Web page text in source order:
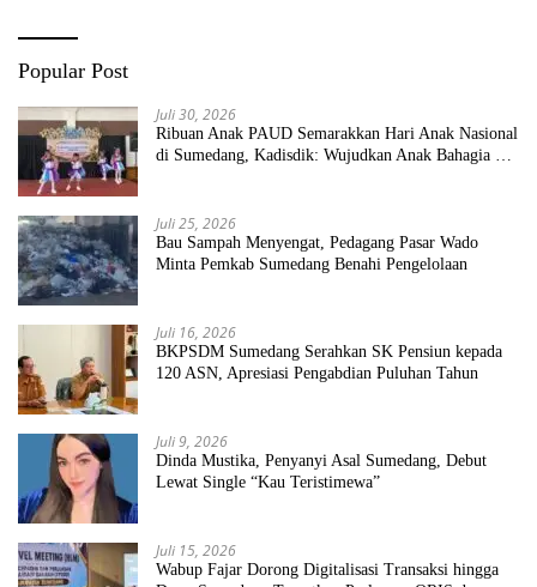
Popular Post
Juli 30, 2026
Ribuan Anak PAUD Semarakkan Hari Anak Nasional
di Sumedang, Kadisdik: Wujudkan Anak Bahagia dan
Juli 25, 2026
Bau Sampah Menyengat, Pedagang Pasar Wado
Minta Pemkab Sumedang Benahi Pengelolaan
Juli 16, 2026
BKPSDM Sumedang Serahkan SK Pensiun kepada
120 ASN, Apresiasi Pengabdian Puluhan Tahun
Juli 9, 2026
Dinda Mustika, Penyanyi Asal Sumedang, Debut
Lewat Single “Kau Teristimewa”
Juli 15, 2026
Wabup Fajar Dorong Digitalisasi Transaksi hingga